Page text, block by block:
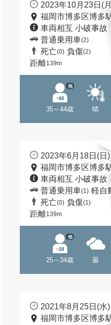
2023年10月23日(
福岡市博多区博多
車両相互 小破事故
普通乗用車(2)
死亡(0) 負傷(2)
距離139m
35～44歳
他
晴
2023年6月18日(日
福岡市博多区博多
車両相互 小破事故
普通乗用車(1) 軽自
死亡(0) 負傷(1)
距離139m
25～34歳
他
曇
2021年8月25日(水
福岡市博多区博多